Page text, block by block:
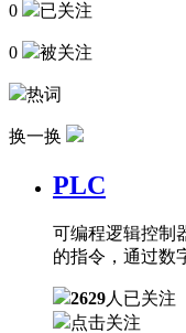
0 已关注
0 被关注
热词
换一换
PLC
可编程逻辑控制
的指令，通过数
2629人已关注
点击关注